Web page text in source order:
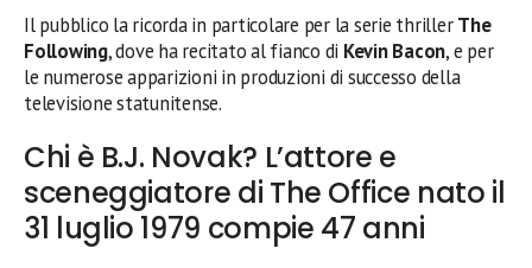
Il pubblico la ricorda in particolare per la serie thrillerThe
Following, dove ha recitato al fianco di Kevin Bacon, e per
le numerose apparizioni in produzioni di successo della
televisione statunitense.
Chi è B.J. Novak? L’attore e
sceneggiatore di The Office nato il
31 luglio 1979 compie 47 anni